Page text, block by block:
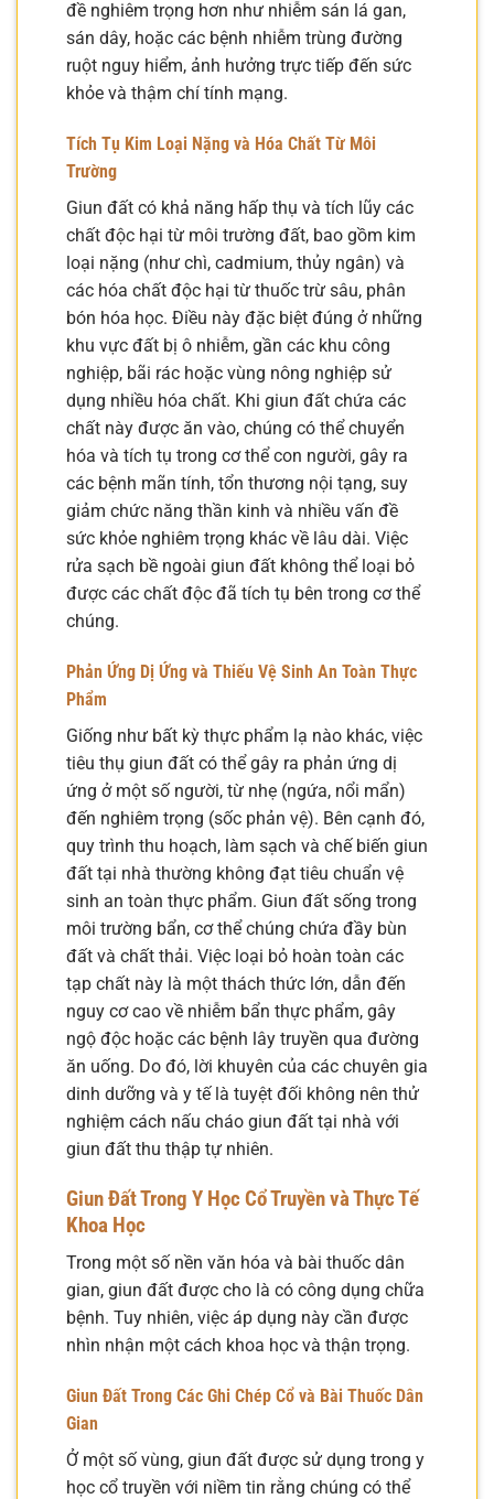
đề nghiêm trọng hơn như nhiễm sán lá gan,
sán dây, hoặc các bệnh nhiễm trùng đường
ruột nguy hiểm, ảnh hưởng trực tiếp đến sức
khỏe và thậm chí tính mạng.
Tích Tụ Kim Loại Nặng và Hóa Chất Từ Môi
Trường
Giun đất có khả năng hấp thụ và tích lũy các
chất độc hại từ môi trường đất, bao gồm kim
loại nặng (như chì, cadmium, thủy ngân) và
các hóa chất độc hại từ thuốc trừ sâu, phân
bón hóa học. Điều này đặc biệt đúng ở những
khu vực đất bị ô nhiễm, gần các khu công
nghiệp, bãi rác hoặc vùng nông nghiệp sử
dụng nhiều hóa chất. Khi giun đất chứa các
chất này được ăn vào, chúng có thể chuyển
hóa và tích tụ trong cơ thể con người, gây ra
các bệnh mãn tính, tổn thương nội tạng, suy
giảm chức năng thần kinh và nhiều vấn đề
sức khỏe nghiêm trọng khác về lâu dài. Việc
rửa sạch bề ngoài giun đất không thể loại bỏ
được các chất độc đã tích tụ bên trong cơ thể
chúng.
Phản Ứng Dị Ứng và Thiếu Vệ Sinh An Toàn Thực
Phẩm
Giống như bất kỳ thực phẩm lạ nào khác, việc
tiêu thụ giun đất có thể gây ra phản ứng dị
ứng ở một số người, từ nhẹ (ngứa, nổi mẩn)
đến nghiêm trọng (sốc phản vệ). Bên cạnh đó,
quy trình thu hoạch, làm sạch và chế biến giun
đất tại nhà thường không đạt tiêu chuẩn vệ
sinh an toàn thực phẩm. Giun đất sống trong
môi trường bẩn, cơ thể chúng chứa đầy bùn
đất và chất thải. Việc loại bỏ hoàn toàn các
tạp chất này là một thách thức lớn, dẫn đến
nguy cơ cao về nhiễm bẩn thực phẩm, gây
ngộ độc hoặc các bệnh lây truyền qua đường
ăn uống. Do đó, lời khuyên của các chuyên gia
dinh dưỡng và y tế là tuyệt đối không nên thử
nghiệm cách nấu cháo giun đất tại nhà với
giun đất thu thập tự nhiên.
Giun Đất Trong Y Học Cổ Truyền và Thực Tế
Khoa Học
Trong một số nền văn hóa và bài thuốc dân
gian, giun đất được cho là có công dụng chữa
bệnh. Tuy nhiên, việc áp dụng này cần được
nhìn nhận một cách khoa học và thận trọng.
Giun Đất Trong Các Ghi Chép Cổ và Bài Thuốc Dân
Gian
Ở một số vùng, giun đất được sử dụng trong y
học cổ truyền với niềm tin rằng chúng có thể